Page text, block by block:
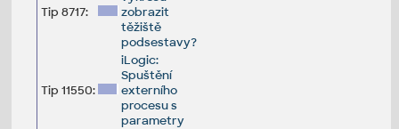
Tip 8717:
zobrazit
těžiště
podsestavy?
Tip 11550:
iLogic:
Spuštění
externího
procesu s
parametry